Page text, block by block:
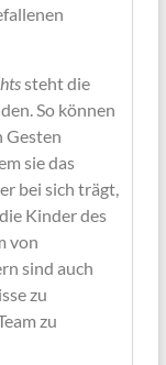
steht die
So können
Gesten
sie das
bei sich trägt,
Kinder des
von
sind auch
zu
zu